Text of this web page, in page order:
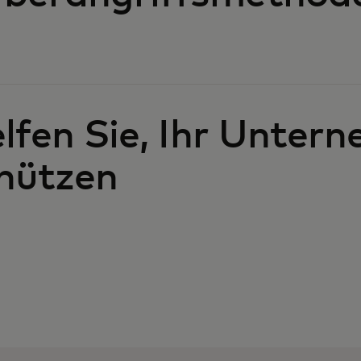
Sie, Ihr